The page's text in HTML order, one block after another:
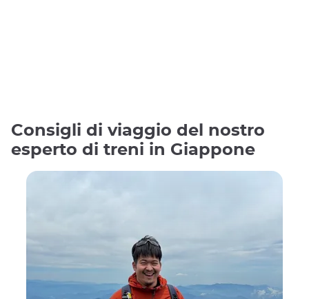
Consigli di viaggio del nostro
esperto di treni in Giappone